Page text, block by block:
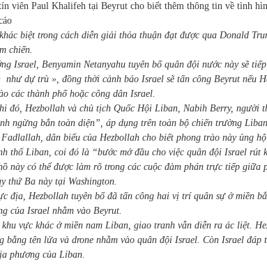
viên Paul Khalifeh tại Beyrut cho biết thêm thông tin về tình
biệt trong cách diễn giải thỏa thuận đạt được qua Donald
chiến.
Israel, Benyamin Netanyahu tuyên bố quân đội nước này sẽ
như dự trù », đồng thời cảnh báo Israel sẽ tấn công Beyrut nếu
các thành phố hoặc công dân Israel.
đó, Hezbollah và chủ tịch Quốc Hội Liban, Nabih Berry, người
ngừng bắn toàn diện”, áp dụng trên toàn bộ chiến trường
Fadlallah, dân biểu của Hezbollah cho biết phong trào này ủng
thổ Liban, coi đó là “bước mở đầu cho việc quân đội Israel rút
này có thể được làm rõ trong các cuộc đàm phán trực tiếp
thứ Ba này tại Washington.
địa, Hezbollah tuyên bố đã tấn công hai vị trí quân sự ở miền
của Israel nhằm vào Beyrut.
khu vực khác ở miền nam Liban, giao tranh vẫn diễn ra ác liệt.
bằng tên lửa và drone nhằm vào quân đội Israel. Còn Israel
phương của Liban.